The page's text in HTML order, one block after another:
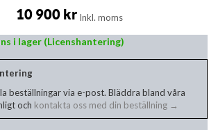
10 900 kr Inkl. moms
i lager (Licenshantering)
beställningar via e-post. Bläddra bland våra
och kontakta oss med din beställning →